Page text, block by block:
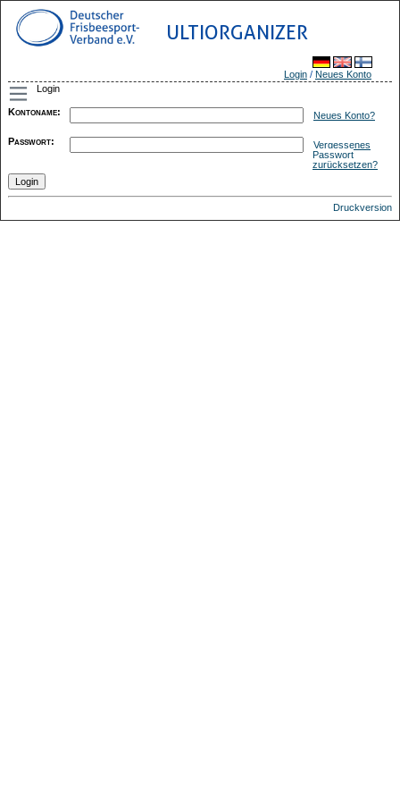
ULTIORGANIZER
Login / Neues Konto
Login
Kontoname: Neues Konto?
Passwort:
Vergessenes
Passwort
zurücksetzen?
Druckversion